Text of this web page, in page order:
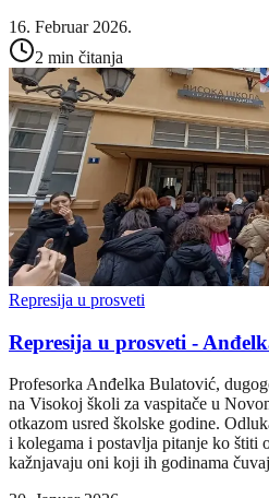
16. Februar 2026.
2 min čitanja
Represija u prosveti
Represija u prosveti -
Profesorka Anđelka Bulatović,
na Visokoj školi za vaspitače u
otkazom usred školske godine.
i kolegama i postavlja pitanje ko štiti
kažnjavaju oni koji ih godinama